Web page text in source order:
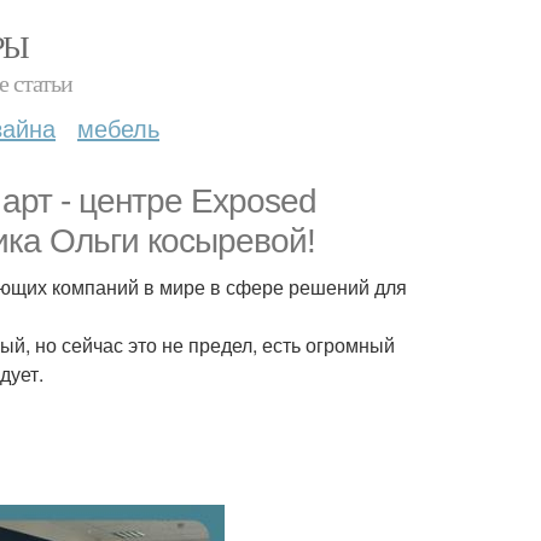
статьи
мебель
- центре Exposed
Ольги косыревой!
компаний в мире в сфере решений для
но сейчас это не предел, есть огромный